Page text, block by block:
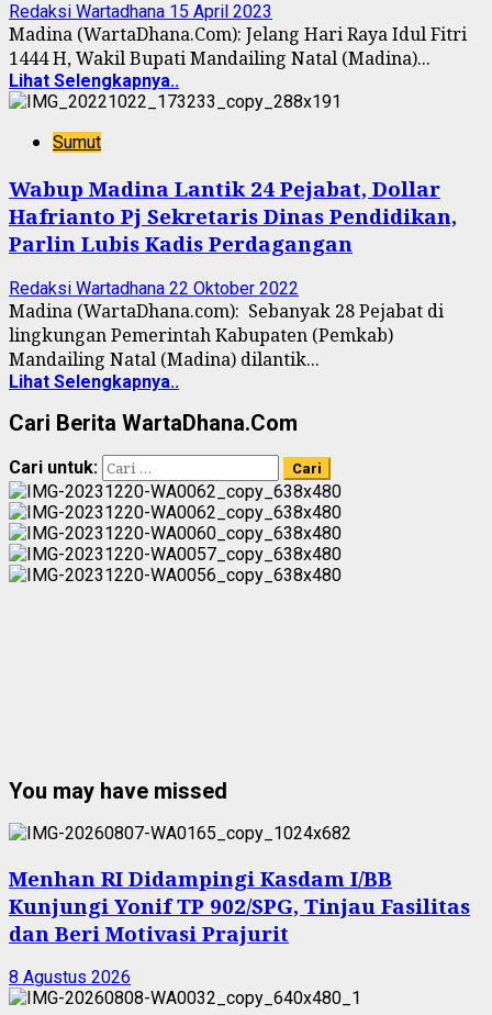
Redaksi Wartadhana 15 April 2023
Madina (WartaDhana.Com): Jelang Hari Raya Idul Fitri
1444 H, Wakil Bupati Mandailing Natal (Madina)...
Lihat Selengkapnya..
Sumut
Wabup Madina Lantik 24 Pejabat, Dollar
Hafrianto Pj Sekretaris Dinas Pendidikan,
Parlin Lubis Kadis Perdagangan
Redaksi Wartadhana 22 Oktober 2022
Madina (WartaDhana.com): Sebanyak 28 Pejabat di
lingkungan Pemerintah Kabupaten (Pemkab)
Mandailing Natal (Madina) dilantik...
Lihat Selengkapnya..
Cari Berita WartaDhana.Com
Cari untuk:
You may have missed
Menhan RI Didampingi Kasdam I/BB
Kunjungi Yonif TP 902/SPG, Tinjau Fasilitas
dan Beri Motivasi Prajurit
8 Agustus 2026